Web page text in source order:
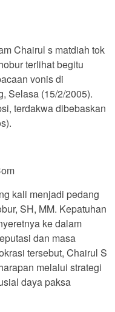
Chairul s matdiah tok
terlihat begitu
vonis di
Selasa (15/2/2005).
terdakwa dibebaskan
kali menjadi pedang
SH, MM. Kepatuhan
ke dalam
dan masa
tersebut, Chairul S
melalui strategi
daya paksa